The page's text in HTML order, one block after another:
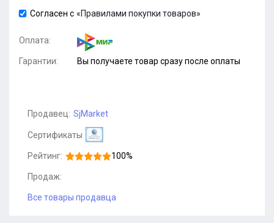
Согласен с «Правилами покупки товаров»
Оплата:
Гарантии: Вы получаете товар сразу после оплаты
Продавец: SjMarket
Сертификаты
Рейтинг: 100%
Продаж:
Все товары продавца